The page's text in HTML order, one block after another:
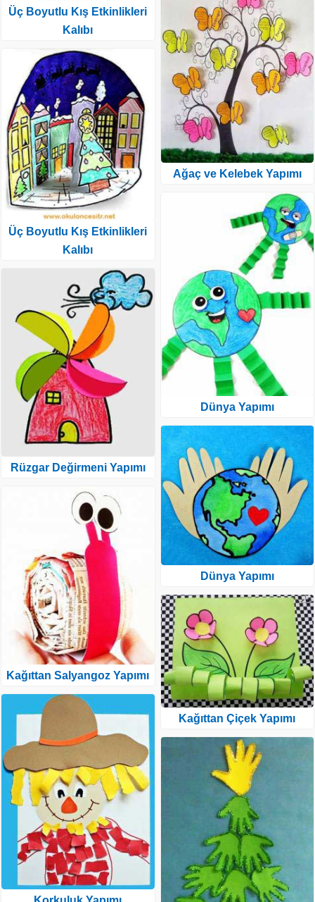
Üç Boyutlu Kış Etkinlikleri
Kalıbı
Üç Boyutlu Kış Etkinlikleri
Kalıbı
Rüzgar Değirmeni Yapımı
Kağıttan Salyangoz Yapımı
Ağaç ve Kelebek Yapımı
Dünya Yapımı
Dünya Yapımı
Kağıttan Çiçek Yapımı